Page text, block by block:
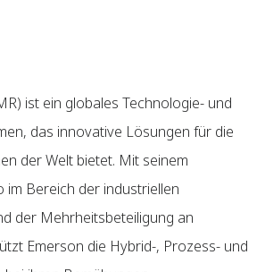
ist ein globales Technologie- und
das innovative Lösungen für die
der Welt bietet. Mit seinem
Bereich der industriellen
der Mehrheitsbeteiligung an
Emerson die Hybrid-, Prozess- und